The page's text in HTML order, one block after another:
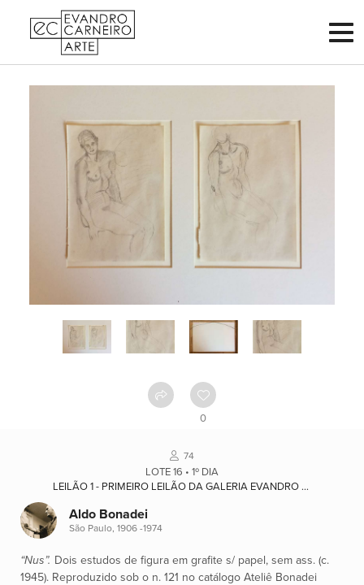
Criar
Home
Sobre
funciona
catálogo
Leilões
0
74
LOTE 16 • 1º DIA
LEILÃO 1 - PRIMEIRO LEILÃO DA GALERIA EVANDRO CARNEIRO ARTE
Aldo Bonadei
São Paulo, 1906 -1974
“Nus”. Dois estudos de figura em grafite s/ papel, sem ass. (c.
1945). Reproduzido sob o n. 121 no catálogo Ateliê Bonadei